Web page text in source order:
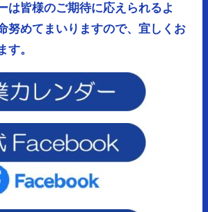
は皆様のご期待に応えられるよ
努めてまいりますので、宜しくお
す。